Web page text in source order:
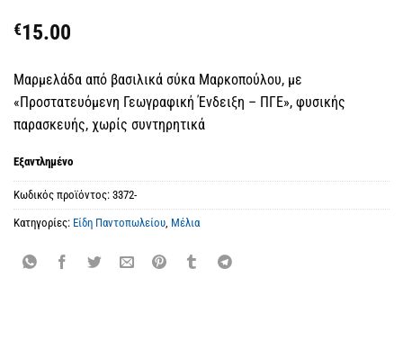
€15.00
Μαρμελάδα από βασιλικά σύκα Μαρκοπούλου, με
«Προστατευόμενη Γεωγραφική Ένδειξη – ΠΓΕ», φυσικής
παρασκευής, χωρίς συντηρητικά
Εξαντλημένο
Κωδικός προϊόντος: 3372-
Κατηγορίες: Είδη Παντοπωλείου, Μέλια